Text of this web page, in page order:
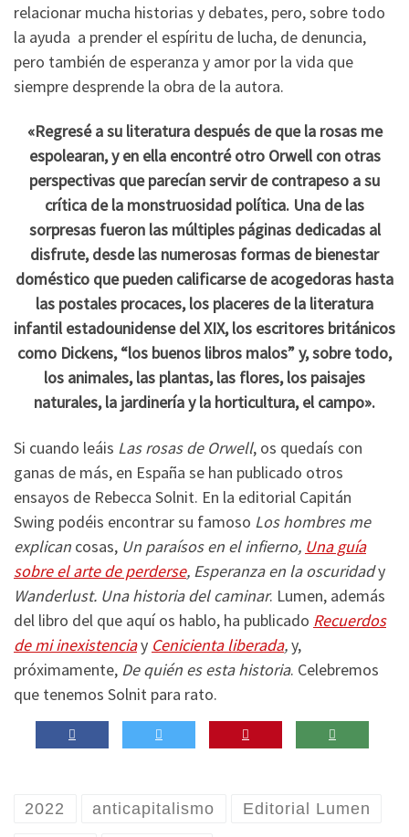
relacionar mucha historias y debates, pero, sobre todo
la ayuda a prender el espíritu de lucha, de denuncia,
pero también de esperanza y amor por la vida que
siempre desprende la obra de la autora.
«Regresé a su literatura después de que la rosas me
espolearan, y en ella encontré otro Orwell con otras
perspectivas que parecían servir de contrapeso a su
crítica de la monstruosidad política. Una de las
sorpresas fueron las múltiples páginas dedicadas al
disfrute, desde las numerosas formas de bienestar
doméstico que pueden calificarse de acogedoras hasta
las postales procaces, los placeres de la literatura
infantil estadounidense del XIX, los escritores británicos
como Dickens, “los buenos libros malos” y, sobre todo,
los animales, las plantas, las flores, los paisajes
naturales, la jardinería y la horticultura, el campo».
Si cuando leáis Las rosas de Orwell, os quedaís con
ganas de más, en España se han publicado otros
ensayos de Rebecca Solnit. En la editorial Capitán
Swing podéis encontrar su famoso Los hombres me
explican cosas, Un paraísos en el infierno, Una guía
sobre el arte de perderse, Esperanza en la oscuridady
Wanderlust. Una historia del caminar. Lumen, además
del libro del que aquí os hablo, ha publicado Recuerdos
de mi inexistenciay Cenicienta liberada,y,
próximamente, De quién es esta historia. Celebremos
que tenemos Solnit para rato.
2022 anticapitalismo Editorial Lumen